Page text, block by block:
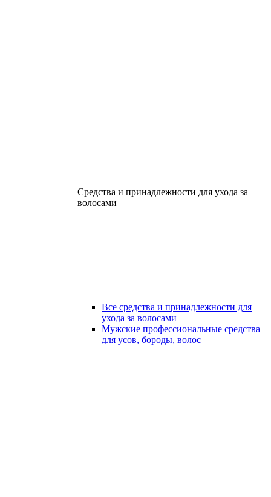
Средства и принадлежности для ухода за
волосами
Все средства и принадлежности для
ухода за волосами
Мужские профессиональные средства
для усов, бороды, волос